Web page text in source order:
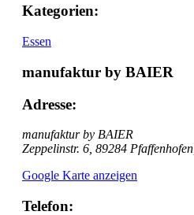
Kategorien:
Essen
manufaktur by BAIER
Adresse:
manufaktur by BAIER
Zeppelinstr. 6, 89284 Pfaffenhofen
Google Karte anzeigen
Telefon: